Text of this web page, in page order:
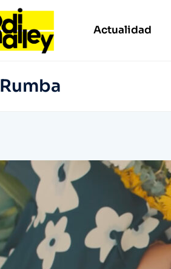
Actualidad
Rumba